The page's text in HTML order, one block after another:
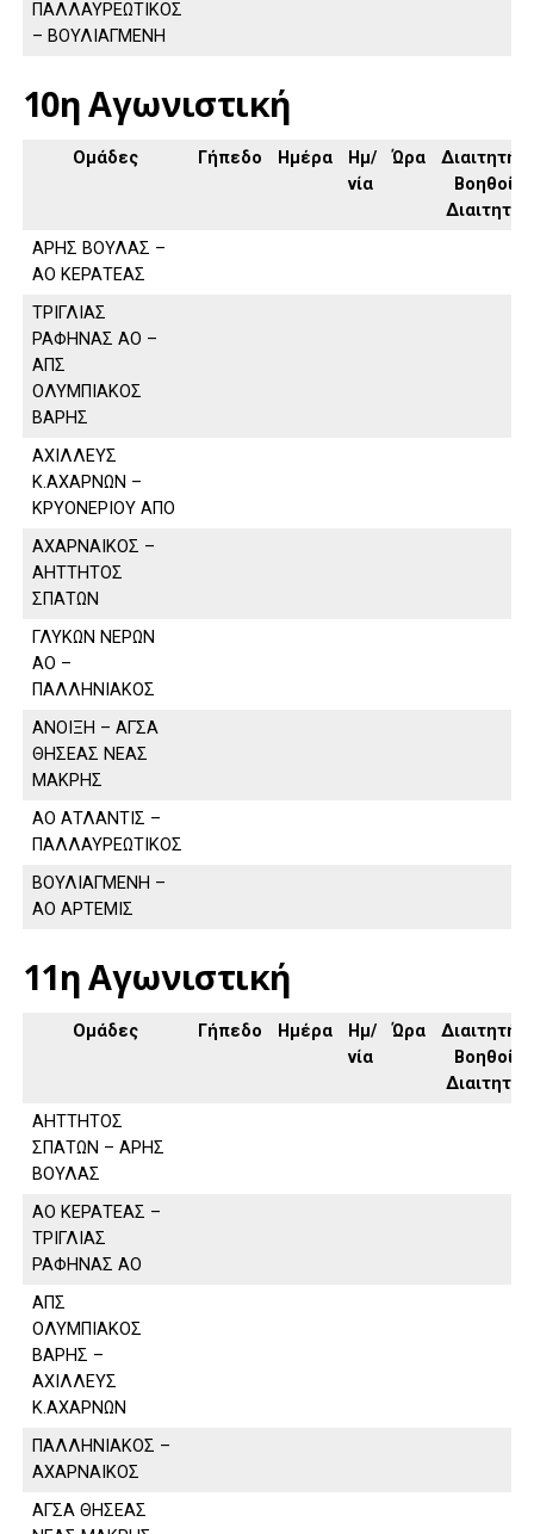
ΠΑΛΛΑΥΡΕΩΤΙΚΟΣ
– ΒΟΥΛΙΑΓΜΕΝΗ
10η Αγωνιστική
Ομάδες Γήπεδο Ημέρα
Ημ/
νία
Ώρα
Διαιτητής,
Βοηθοί
Διαιτητή
ΑΡΗΣ ΒΟΥΛΑΣ –
ΑΟ ΚΕΡΑΤΕΑΣ
ΤΡΙΓΛΙΑΣ
ΡΑΦΗΝΑΣ ΑΟ –
ΑΠΣ
ΟΛΥΜΠΙΑΚΟΣ
ΒΑΡΗΣ
ΑΧΙΛΛΕΥΣ
Κ.ΑΧΑΡΝΩΝ –
ΚΡΥΟΝΕΡΙΟΥ ΑΠΟ
ΑΧΑΡΝΑΙΚΟΣ –
ΑΗΤΤΗΤΟΣ
ΣΠΑΤΩΝ
ΓΛΥΚΩΝ ΝΕΡΩΝ
ΑΟ –
ΠΑΛΛΗΝΙΑΚΟΣ
ΑΝΟΙΞΗ – ΑΓΣΑ
ΘΗΣΕΑΣ ΝΕΑΣ
ΜΑΚΡΗΣ
ΑΟ ΑΤΛΑΝΤΙΣ –
ΠΑΛΛΑΥΡΕΩΤΙΚΟΣ
ΒΟΥΛΙΑΓΜΕΝΗ –
ΑΟ ΑΡΤΕΜΙΣ
11η Αγωνιστική
Ομάδες Γήπεδο Ημέρα
Ημ/
νία
Ώρα
Διαιτητής,
Βοηθοί
Διαιτητή
ΑΗΤΤΗΤΟΣ
ΣΠΑΤΩΝ – ΑΡΗΣ
ΒΟΥΛΑΣ
ΑΟ ΚΕΡΑΤΕΑΣ –
ΤΡΙΓΛΙΑΣ
ΡΑΦΗΝΑΣ ΑΟ
ΑΠΣ
ΟΛΥΜΠΙΑΚΟΣ
ΒΑΡΗΣ –
ΑΧΙΛΛΕΥΣ
Κ.ΑΧΑΡΝΩΝ
ΠΑΛΛΗΝΙΑΚΟΣ –
ΑΧΑΡΝΑΙΚΟΣ
ΑΓΣΑ ΘΗΣΕΑΣ